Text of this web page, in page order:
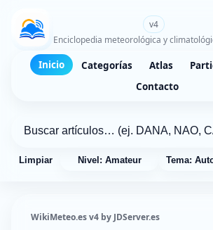
v4
Enciclopedia meteorológica y
Inicio Categorías Atlas
Contacto
Limpiar Nivel: Amateur Tema:
WikiMeteo.es v4 by JDServer.es